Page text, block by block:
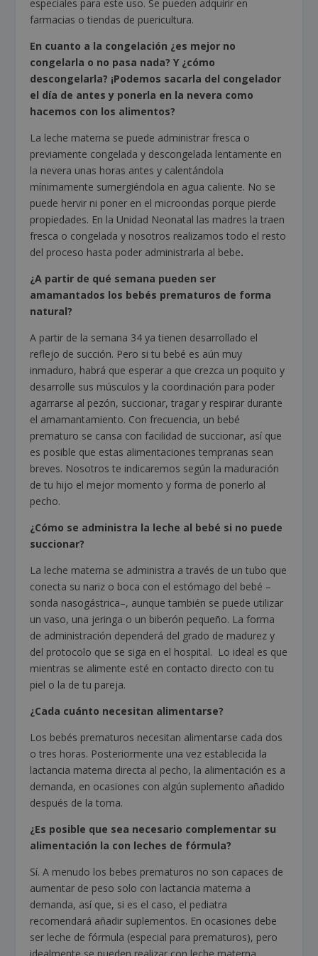
especiales para este uso. Se pueden adquirir en
farmacias o tiendas de puericultura.
En cuanto a la congelación ¿es mejor no
congelarla o no pasa nada? Y ¿cómo
descongelarla? ¡Podemos sacarla del congelador
el día de antes y ponerla en la nevera como
hacemos con los alimentos?
La leche materna se puede administrar fresca o
previamente congelada y descongelada lentamente en
la nevera unas horas antes y calentándola
mínimamente sumergiéndola en agua caliente. No se
puede hervir ni poner en el microondas porque pierde
propiedades. En la Unidad Neonatal las madres la traen
fresca o congelada y nosotros realizamos todo el resto
del proceso hasta poder administrarla al bebe.
¿A partir de qué semana pueden ser
amamantados los bebés prematuros de forma
natural?
A partir de la semana 34 ya tienen desarrollado el
reflejo de succión. Pero si tu bebé es aún muy
inmaduro, habrá que esperar a que crezca un poquito y
desarrolle sus músculos y la coordinación para poder
agarrarse al pezón, succionar, tragar y respirar durante
el amamantamiento. Con frecuencia, un bebé
prematuro se cansa con facilidad de succionar, así que
es posible que estas alimentaciones tempranas sean
breves. Nosotros te indicaremos según la maduración
de tu hijo el mejor momento y forma de ponerlo al
pecho.
¿Cómo se administra la leche al bebé si no puede
succionar?
La leche materna se administra a través de un tubo que
conecta su nariz o boca con el estómago del bebé –
sonda nasogástrica–, aunque también se puede utilizar
un vaso, una jeringa o un biberón pequeño. La forma
de administración dependerá del grado de madurez y
del protocolo que se siga en el hospital. Lo ideal es que
mientras se alimente esté en contacto directo con tu
piel o la de tu pareja.
¿Cada cuánto necesitan alimentarse?
Los bebés prematuros necesitan alimentarse cada dos
o tres horas. Posteriormente una vez establecida la
lactancia materna directa al pecho, la alimentación es a
demanda, en ocasiones con algún suplemento añadido
después de la toma.
¿Es posible que sea necesario complementar su
alimentación la con leches de fórmula?
Sí. A menudo los bebes prematuros no son capaces de
aumentar de peso solo con lactancia materna a
demanda, así que, si es el caso, el pediatra
recomendará añadir suplementos. En ocasiones debe
ser leche de fórmula (especial para prematuros), pero